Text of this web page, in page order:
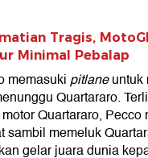
Tragis,
Minimal Pebalap
memasukipitlaneuntuk
Quartararo.
Quartararo, Pecco
sambil memeluk
gelar juara dunia